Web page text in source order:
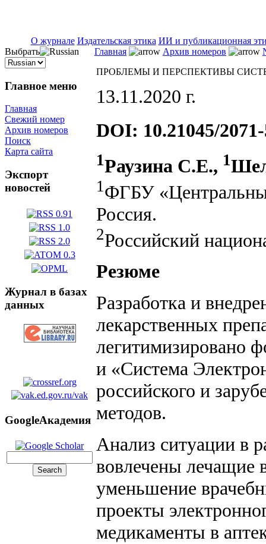
О журнале Издательская этика ИИ и публикационная
Выбрать
Главное меню
Главная
Свежий номер
Архив номеров
Поиск
Карта сайта
Экспорт
новостей
Журнал в базах
данных
GoogleАкадемия
Главная Архив номеров
ПРОБЛЕМЫ И ПЕРСПЕКТИВЫ
13.11.2020 г.
DOI: 10.21045/
1Раузина С.Е., 1
1 ФГБУ
Россия.
2Российский
Резюме
Разработка и
лекарственных
легитимизировано
и «Система
российского и
методов.
Анализ ситуации в
вовлечены лечащие
уменьшение
проекты
медикаменты в